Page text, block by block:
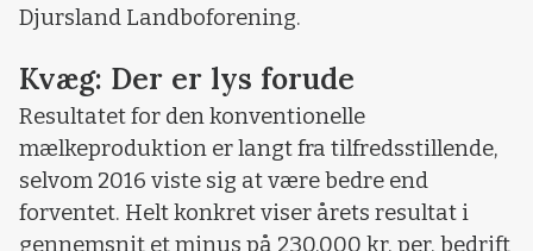
Djursland Landboforening.
Kvæg: Der er lys forude
Resultatet for den konventionelle
mælkeproduktion er langt fra tilfredsstillende,
selvom 2016 viste sig at være bedre end
forventet. Helt konkret viser årets resultat i
gennemsnit et minus på 230.000 kr. per. bedrift